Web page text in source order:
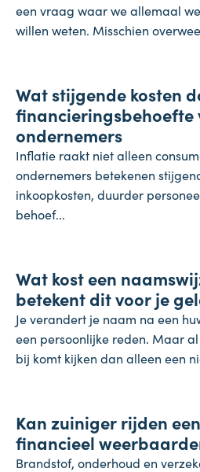
een vraag waar we allemaal
willen weten. Misschien
4 augustus 2026
Wat stijgende kosten
financieringsbehoefte
ondernemers
Inflatie raakt niet alleen
ondernemers betekenen
inkoopkosten, duurder
behoef...
31 juli 2026
Wat kost een
betekent dit voor je
Je verandert je naam na een
een persoonlijke reden. Maar
bij komt kijken dan alleen een
28 juli 2026
Kan zuiniger rijden
financieel
Brandstof, onderhoud en